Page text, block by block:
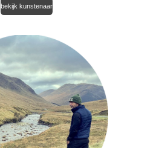
bekijk kunstenaar